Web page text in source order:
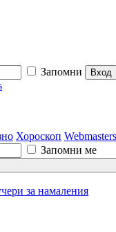
Запомни Вход
Хороскоп Webmasters
Запомни ме
за намаления